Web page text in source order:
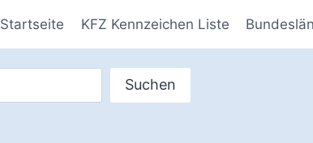
Startseite KFZ Kennzeichen Liste
Suchen